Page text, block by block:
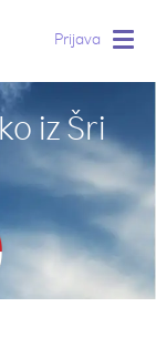
Prijava
iz Šri